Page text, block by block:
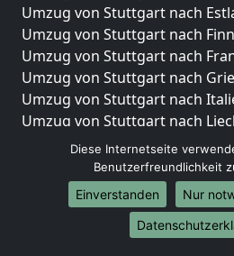
Umzug von Stuttgart nach
Umzug von Stuttgart nach
Umzug von Stuttgart nach
Umzug von Stuttgart nach
Umzug von Stuttgart nach
Umzug von Stuttgart nach
Umzug von Stuttgart nach
Umzug von Stuttgart nach
Umzug von Stuttgart nach
Umzüge-
Diese Internetseite
Benutzerfreundlichkeit
Einverstanden
Nur